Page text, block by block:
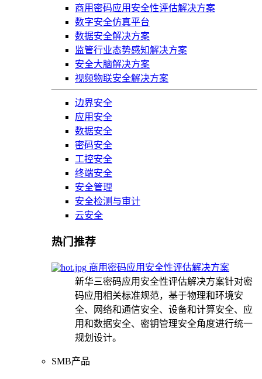
商用密码应用安全性评估解决方案
数字安全仿真平台
数据安全解决方案
监管行业态势感知解决方案
安全大脑解决方案
视频物联安全解决方案
边界安全
应用安全
数据安全
密码安全
工控安全
终端安全
安全管理
安全检测与审计
云安全
热门推荐
商用密码应用安全性评估解决方案
新华三密码应用安全性评估解决方案针对密
码应用相关标准规范，基于物理和环境安
全、网络和通信安全、设备和计算安全、应
用和数据安全、密钥管理安全角度进行统一
规划设计。
SMB产品